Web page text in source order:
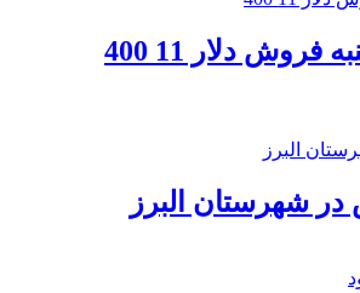
دلار 11 400
در شهرستان البرز